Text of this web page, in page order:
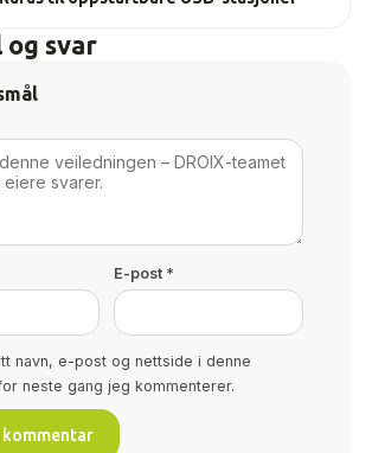
og svar
E-post *
navn, e-post og nettside i denne
neste gang jeg kommenterer.